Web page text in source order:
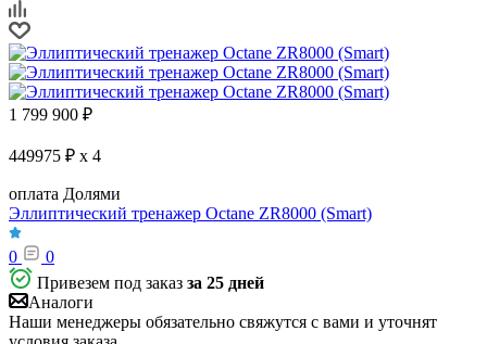
1 799 900 ₽
449975 ₽ x 4
оплата Долями
Эллиптический тренажер Octane ZR8000 (Smart)
0
0
Привезем под заказ за 25 дней
Аналоги
Наши менеджеры обязательно свяжутся с вами и уточнят